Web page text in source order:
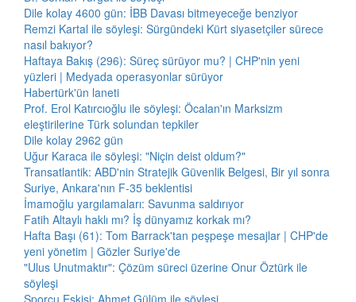
Dile kolay 4600 gün: İBB Davası bitmeyeceğe benziyor
Remzi Kartal ile söyleşi: Sürgündeki Kürt siyasetçiler sürece
nasıl bakıyor?
Haftaya Bakış (296): Süreç sürüyor mu? | CHP'nin yeni
yüzleri | Medyada operasyonlar sürüyor
Habertürk'ün laneti
Prof. Erol Katırcıoğlu ile söyleşi: Öcalan'ın Marksizm
eleştirilerine Türk solundan tepkiler
Dile kolay 2962 gün
Uğur Karaca ile söyleşi: "Niçin deist oldum?"
Transatlantik: ABD'nin Stratejik Güvenlik Belgesi, Bir yıl sonra
Suriye, Ankara'nın F-35 beklentisi
İmamoğlu yargılamaları: Savunma saldırıyor
Fatih Altaylı haklı mı? İş dünyamız korkak mı?
Hafta Başı (61): Tom Barrack'tan peşpeşe mesajlar | CHP'de
yeni yönetim | Gözler Suriye'de
"Ulus Unutmaktır": Çözüm süreci üzerine Onur Öztürk ile
söyleşi
Sporcu Eskisi: Ahmet Gülüm ile söyleşi